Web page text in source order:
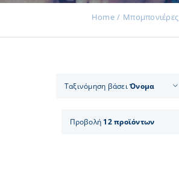
Home Μπομπονιέρες
Ταξινόμηση βάσειΌνομα
Προβολή 12 προϊόντων